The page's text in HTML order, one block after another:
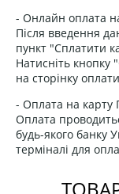
- Онлайн оплата
Після введення
пункт "Сплатити
Натисніть
на сторінку
- Оплата на карту
Оплата
будь-якого банку
терміналі для